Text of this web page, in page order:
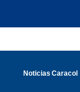
Noticias Caracol